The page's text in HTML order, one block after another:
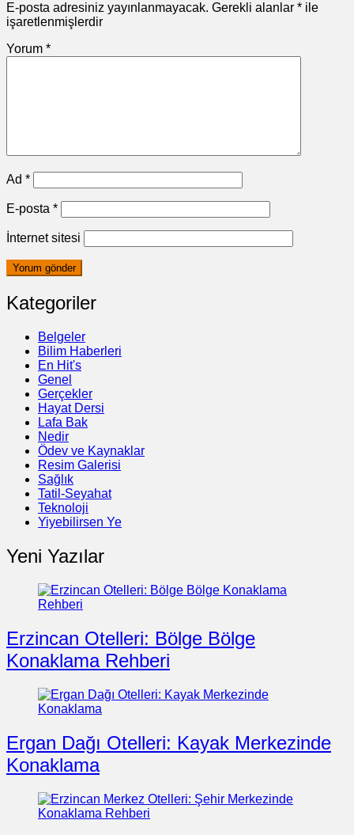
E-posta adresiniz yayınlanmayacak. Gerekli alanlar * ile
işaretlenmişlerdir
Yorum *
Ad *
E-posta *
İnternet sitesi
Kategoriler
Belgeler
Bilim Haberleri
En Hit's
Genel
Gerçekler
Hayat Dersi
Lafa Bak
Nedir
Ödev ve Kaynaklar
Resim Galerisi
Sağlık
Tatil-Seyahat
Teknoloji
Yiyebilirsen Ye
Yeni Yazılar
Erzincan Otelleri: Bölge Bölge
Konaklama Rehberi
Ergan Dağı Otelleri: Kayak Merkezinde
Konaklama